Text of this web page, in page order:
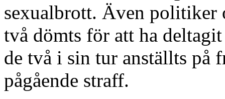
sexualbrott. Även politiker
två dömts för att ha
de två i sin tur anställts på
pågående straff.